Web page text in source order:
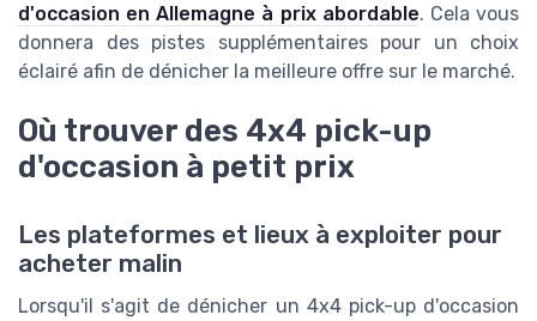
d'occasion en Allemagne à prix abordable. Cela vous
donnera des pistes supplémentaires pour un choix
éclairé afin de dénicher la meilleure offre sur le marché.
Où trouver des 4x4 pick-up
d'occasion à petit prix
Les plateformes et lieux à exploiter pour
acheter malin
Lorsqu'il s'agit de dénicher un 4x4 pick-up d'occasion